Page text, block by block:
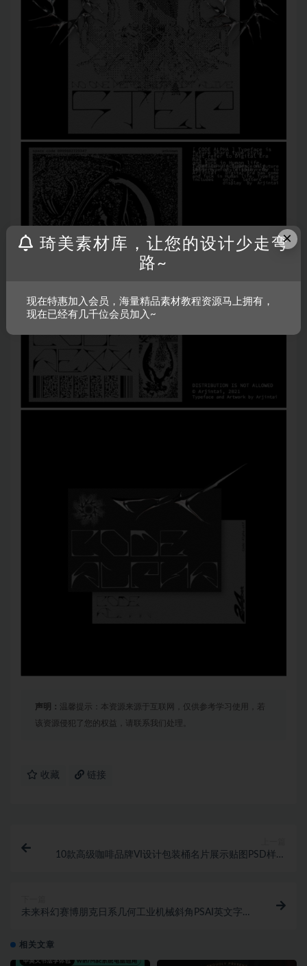
声明： 温馨提示：本资源来源于互联网，仅供参考学习使用，若
该资源侵犯了您的权益，请联系我们处理。
收藏 链接
10款高级咖啡品牌VI设计包装桶名片展示贴图PSD样机
未来科幻赛博朋克日系几何工业机械斜角PSAI英文字体
相关文章
×
琦美素材库，让您的设计少走弯
路~
现在特惠加入会员，海量精品素材教程资源马上拥有，
现在已经有几千位会员加入~